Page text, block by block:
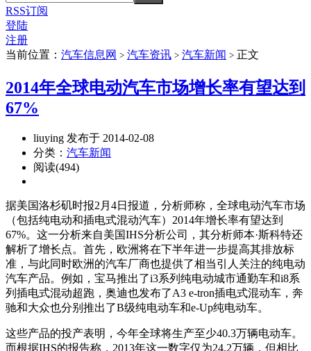
RSS订阅
登陆
注册
当前位置： 汽车信息网 > 汽车资讯 > 汽车新闻 > 正文
2014年全球电动汽车市场增长率有望达到
67%
liuying 发布于 2014-02-08
分类： 汽车新闻
阅读(494)
据美国洛杉矶时报2月4日报道，分析师称，全球电动汽车市场
（包括纯电动和插电式混动汽车）2014年增长率有望达到
67%。这一分析来自美国IHS分析公司，其分析师本·斯科特还
解析了增长点。首先，欧洲将在下半年进一步提高其排放标
准，与此同时欧洲的汽车厂商也提供了相当引人关注的纯电动
汽车产品。例如，宝马推出了i3系列纯电动城市通勤车和i8系
列插电式混动超跑，奥迪也发布了A3 e-tron插电式混动车，奔
驰和大众也分别推出了B级纯电动车和e-Up纯电动车。
这些产品的投产表明，今年全球将生产至少40.3万辆电动车。
而根据IHS的报告称，2013年这一数字仅为24.2万辆，但相比